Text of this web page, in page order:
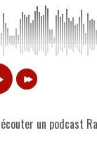
un podcast